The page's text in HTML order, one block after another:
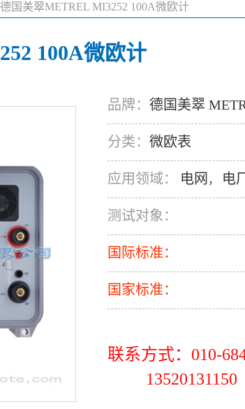
德国美翠METREL MI3252 100A微欧计
100A微欧计
品牌： 德国美翠
分类： 微欧表
应用领域： 电网 ， 电
测试对象：
国际标准：
国家标准：
联系方式：010-
13520131150